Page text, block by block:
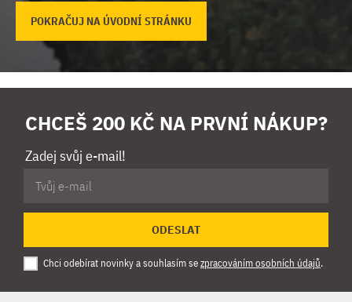
POKRAČUJ NA ÚVODNÍ STRÁNKU
CHCEŠ 200 KČ NA PRVNÍ NÁKUP?
Zadej svůj e-mail!
ODESLAT
Chci odebírat novinky a souhlasím sezpracováním osobních údajů.